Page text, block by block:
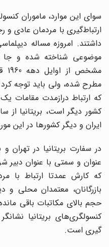
سوای این موارد، ماموران
ارتباط‌گیری با مردمان عادی و
داشتند. امروزه مساله
موضوعی شناخته شده و جا
مشخص
مطرح شده، ولی باید توجه کرد
که ارتباط درازمدت مقامات
کشور دیگر است، بریتانیا از
ایران و دیگر کشور‌ها در این
در سفارت بریتانیا در تهران و
عنوان و سمتی با عنوان دبیر
که کارش عمدتا ارتباط با
بازرگانان، معتمدان محلی و
حجم بالای مکاتبات باقی مانده
کنسولگری‌های بریتانیا
گیری است.